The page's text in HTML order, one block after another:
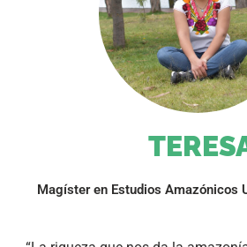
Magíster en Estudios Amazónicos